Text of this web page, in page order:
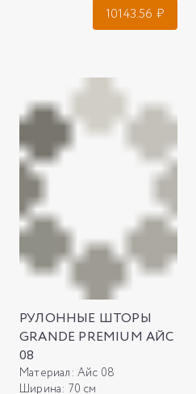
10143.56 ₽
РУЛОННЫЕ ШТОРЫ
GRANDE PREMIUM АЙС
08
Материал: Айс 08
Ширина: 70 см